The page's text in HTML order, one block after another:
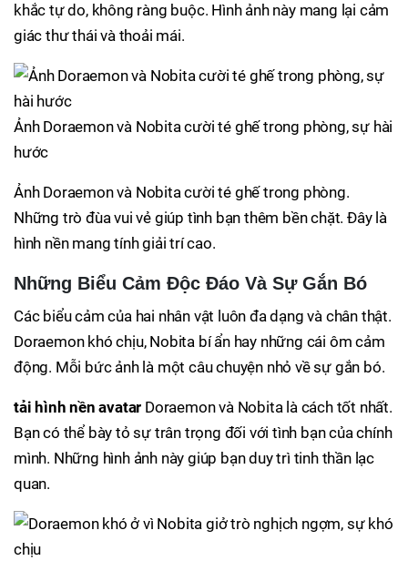
khắc tự do, không ràng buộc. Hình ảnh này mang lại cảm
giác thư thái và thoải mái.
Ảnh Doraemon và Nobita cười té ghế trong phòng, sự hài
hước
Ảnh Doraemon và Nobita cười té ghế trong phòng.
Những trò đùa vui vẻ giúp tình bạn thêm bền chặt. Đây là
hình nền mang tính giải trí cao.
Những Biểu Cảm Độc Đáo Và Sự Gắn Bó
Các biểu cảm của hai nhân vật luôn đa dạng và chân thật.
Doraemon khó chịu, Nobita bí ẩn hay những cái ôm cảm
động. Mỗi bức ảnh là một câu chuyện nhỏ về sự gắn bó.
tải hình nền avatar Doraemon và Nobita là cách tốt nhất.
Bạn có thể bày tỏ sự trân trọng đối với tình bạn của chính
mình. Những hình ảnh này giúp bạn duy trì tinh thần lạc
quan.